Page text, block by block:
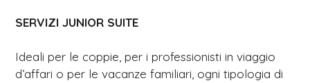
SERVIZI JUNIOR SUITE
Ideali per le coppie, per i professionisti in viaggio
d’affari o per le vacanze familiari, ogni tipologia di